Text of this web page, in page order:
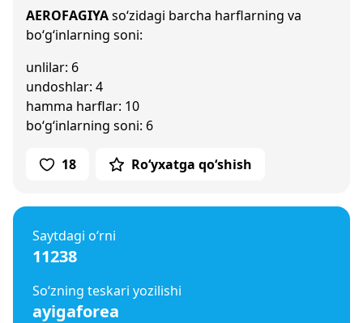
AEROFAGIYAso‘zidagi barcha harflarning va
bo‘g‘inlarning soni:
unlilar: 6
undoshlar: 4
hamma harflar: 10
bo‘g‘inlarning soni: 6
18 Ro‘yxatga qo‘shish
Saytdagi o‘rni
11238
So‘zning teskari yozilishi
ayigaforea